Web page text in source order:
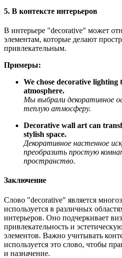
5. В контексте интерьеров
В интерьере "decorative" может
элементам, которые делают
привлекательным.
Примеры:
We chose decorative lighting
atmosphere.
Мы выбрали декоративное
теплую атмосферу.
Decorative wall art can
stylish space.
Декоративное настенное
преобразить простую
пространство.
Заключение
Слово "decorative" является
используется в различных
интерьеров. Оно подчеркивает
привлекательность и
элементов. Важно учитывать
используется это слово, чтобы
и назначение.